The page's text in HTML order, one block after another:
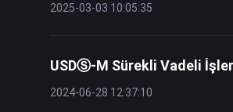
2025-03-03 10:05:35
USDⓈ-M Sürekli Vadeli
2024-06-28 12:37:10